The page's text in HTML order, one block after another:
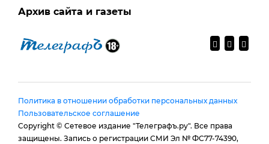
Архив сайта и газеты
Политика в отношении обработки персональных данных
Пользовательское соглашение
Copyright © Сетевое издание "Телеграфъ.ру". Все права
защищены. Запись о регистрации СМИ Эл № ФС77-74390,